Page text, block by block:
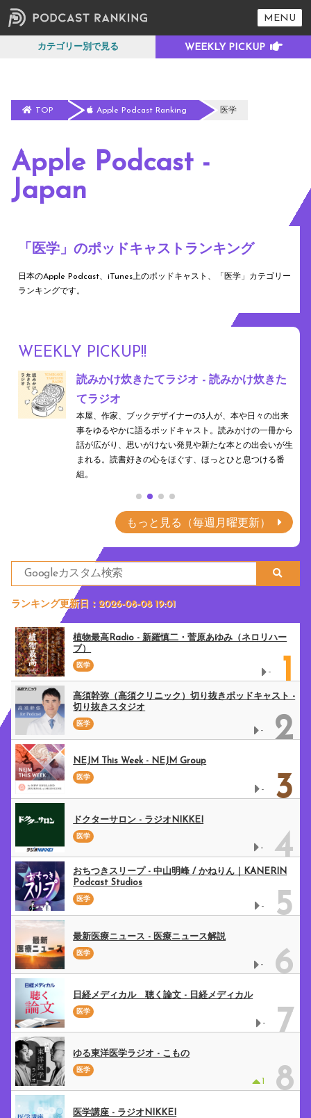
カテゴリー別で見る
MENU
TOP Apple Podcast Ranking 医学
Apple Podcast -
Japan
「医学」のポッドキャストランキング
日本のApple Podcast、iTunes上のポッドキャスト、「医学」カテゴリー
ランキングです。
WEEKLY PICKUP!!
炊きた
々の出来
ワッツ和？それって和？ - J-WAVE
食や衣、色、香り、文字など、暮らしに息づく"和"の魅
をひもとくポッドキャスト。昔ながらの日本らしさと
の感性を行き来しながら、何気ない日常に隠れた「和」
を、新たな視点で再発見できるかも。
もっと見る（毎週月曜更新）
ランキング更新日：2026-08-08 19:01
- 1
植物最高Radio - 新羅慎二・菅原あゆみ（ネロリハー
ブ）
医学
- 2
高須幹弥（高須クリニック）切り抜きポッドキャスト -
切り抜きスタジオ
医学
- 3
NEJM This Week - NEJM Group
医学
- 4
ドクターサロン - ラジオNIKKEI
医学
- 5
おちつきスリープ - 中山明峰 / かねりん｜KANERIN
Podcast Studios
医学
- 6
最新医療ニュース - 医療ニュース解説
医学
- 7
日経メディカル 聴く論文 - 日経メディカル
医学
1 8
ゆる東洋医学ラジオ - こもの
医学
医学講座 - ラジオNIKKEI